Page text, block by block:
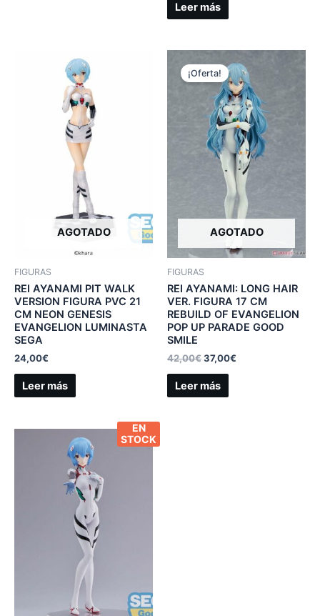
Leer más
AGOTADO
FIGURAS
REI AYANAMI PIT WALK
VERSION FIGURA PVC 21
CM NEON GENESIS
EVANGELION LUMINASTA
SEGA
24,00€
Leer más
AGOTADO
¡Oferta!
FIGURAS
REI AYANAMI: LONG HAIR
VER. FIGURA 17 CM
REBUILD OF EVANGELION
POP UP PARADE GOOD
SMILE
42,00€37,00€
Leer más
EN
STOCK